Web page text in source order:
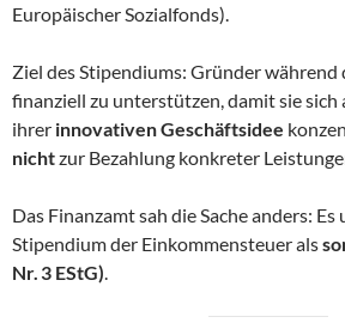
Europäischer Sozialfonds).
Ziel des Stipendiums: Gründer während
finanziell zu unterstützen, damit sie
ihrer innovativen Geschäftsidee
nichtzur Bezahlung konkreter
Das Finanzamt sah die Sache anders:
Stipendium der Einkommensteuer als
Nr. 3 EStG)